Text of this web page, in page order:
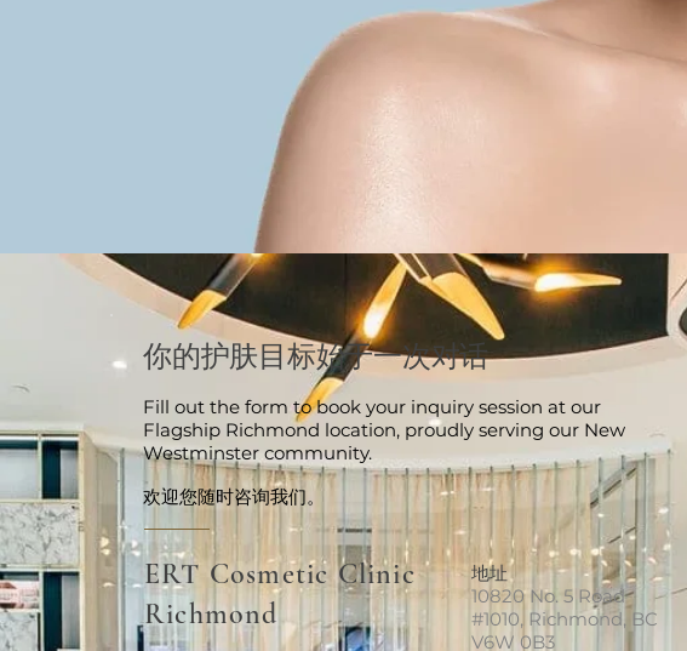
你的护肤目标始于一次对话
Fill out the form to book your inquiry session at our
Flagship Richmond location, proudly serving our New
Westminster community.
欢迎您随时咨询我们。
ERT Cosmetic Clinic
Richmond
地址
10820 No. 5 Road
#1010, Richmond, BC
V6W 0B3